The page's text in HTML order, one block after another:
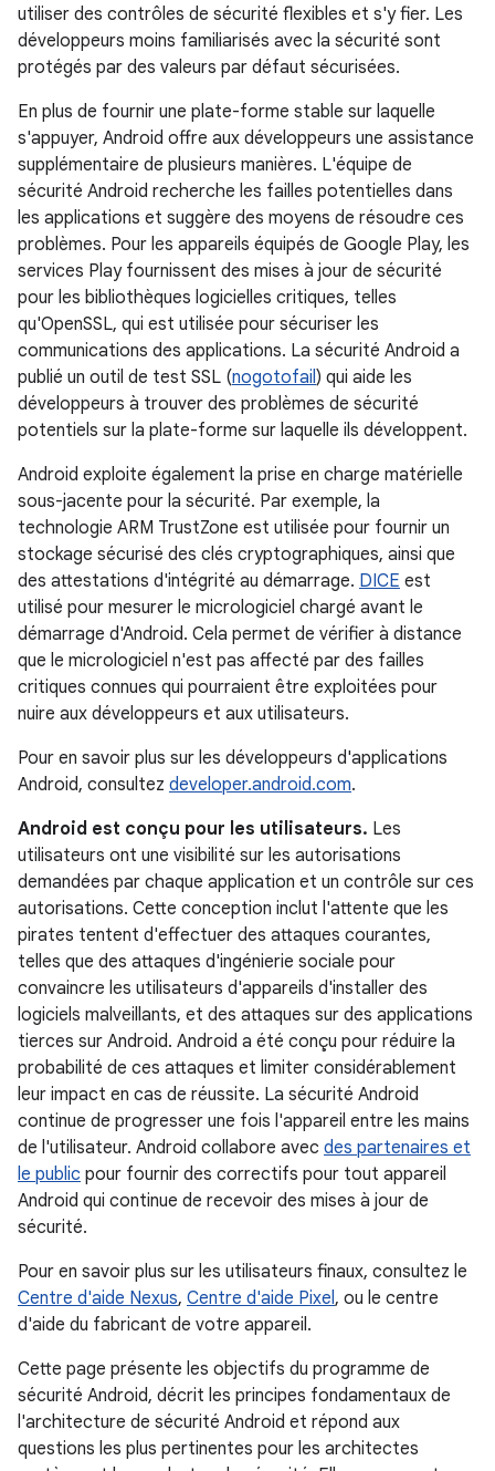
utiliser des contrôles de sécurité flexibles et s'y fier. Les
développeurs moins familiarisés avec la sécurité sont
protégés par des valeurs par défaut sécurisées.
En plus de fournir une plate-forme stable sur laquelle
s'appuyer, Android offre aux développeurs une assistance
supplémentaire de plusieurs manières. L'équipe de
sécurité Android recherche les failles potentielles dans
les applications et suggère des moyens de résoudre ces
problèmes. Pour les appareils équipés de Google Play, les
services Play fournissent des mises à jour de sécurité
pour les bibliothèques logicielles critiques, telles
qu'OpenSSL, qui est utilisée pour sécuriser les
communications des applications. La sécurité Android a
publié un outil de test SSL (nogotofail) qui aide les
développeurs à trouver des problèmes de sécurité
potentiels sur la plate-forme sur laquelle ils développent.
Android exploite également la prise en charge matérielle
sous-jacente pour la sécurité. Par exemple, la
technologie ARM TrustZone est utilisée pour fournir un
stockage sécurisé des clés cryptographiques, ainsi que
des attestations d'intégrité au démarrage. DICE est
utilisé pour mesurer le micrologiciel chargé avant le
démarrage d'Android. Cela permet de vérifier à distance
que le micrologiciel n'est pas affecté par des failles
critiques connues qui pourraient être exploitées pour
nuire aux développeurs et aux utilisateurs.
Pour en savoir plus sur les développeurs d'applications
Android, consultez developer.android.com.
Android est conçu pour les utilisateurs. Les
utilisateurs ont une visibilité sur les autorisations
demandées par chaque application et un contrôle sur ces
autorisations. Cette conception inclut l'attente que les
pirates tentent d'effectuer des attaques courantes,
telles que des attaques d'ingénierie sociale pour
convaincre les utilisateurs d'appareils d'installer des
logiciels malveillants, et des attaques sur des applications
tierces sur Android. Android a été conçu pour réduire la
probabilité de ces attaques et limiter considérablement
leur impact en cas de réussite. La sécurité Android
continue de progresser une fois l'appareil entre les mains
de l'utilisateur. Android collabore avec des partenaires et
le public pour fournir des correctifs pour tout appareil
Android qui continue de recevoir des mises à jour de
sécurité.
Pour en savoir plus sur les utilisateurs finaux, consultez le
Centre d'aide Nexus, Centre d'aide Pixel, ou le centre
d'aide du fabricant de votre appareil.
Cette page présente les objectifs du programme de
sécurité Android, décrit les principes fondamentaux de
l'architecture de sécurité Android et répond aux
questions les plus pertinentes pour les architectes